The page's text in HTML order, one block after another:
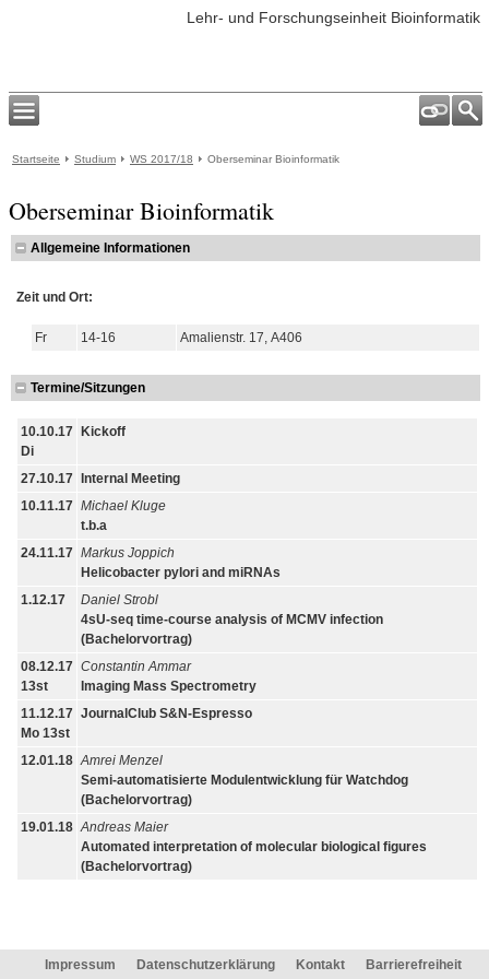
Lehr- und Forschungseinheit Bioinformatik
Startseite Studium WS 2017/18 Oberseminar Bioinformatik
Oberseminar Bioinformatik
Allgemeine Informationen
Zeit und Ort:
Fr 14-16 Amalienstr. 17, A406
Termine/Sitzungen
10.10.17
Di
Kickoff
27.10.17
Internal Meeting
10.11.17 Michael Kluge
t.b.a
24.11.17 Markus Joppich
Helicobacter pylori and miRNAs
1.12.17
Daniel Strobl
4sU-seq time-course analysis of MCMV infection
(Bachelorvortrag)
08.12.17
13st
Constantin Ammar
Imaging Mass Spectrometry
11.12.17
Mo 13st
JournalClub S&N-Espresso
12.01.18 Amrei Menzel
Semi-automatisierte Modulentwicklung für Watchdog
(Bachelorvortrag)
19.01.18 Andreas Maier
Automated interpretation of molecular biological figures
(Bachelorvortrag)
Impressum Datenschutzerklärung Kontakt
Barrierefreiheit